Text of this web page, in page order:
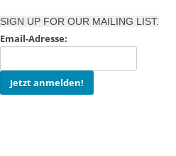
SIGN UP FOR OUR MAILING LIST.
Email-Adresse: